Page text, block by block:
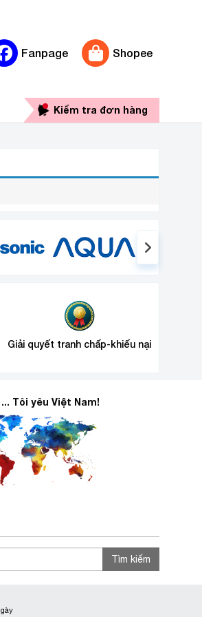
Fanpage Shopee
Kiểm tra đơn hàng
Giải quyết tranh chấp-khiếu nại
Tôi yêu Việt Nam!
Tìm kiếm